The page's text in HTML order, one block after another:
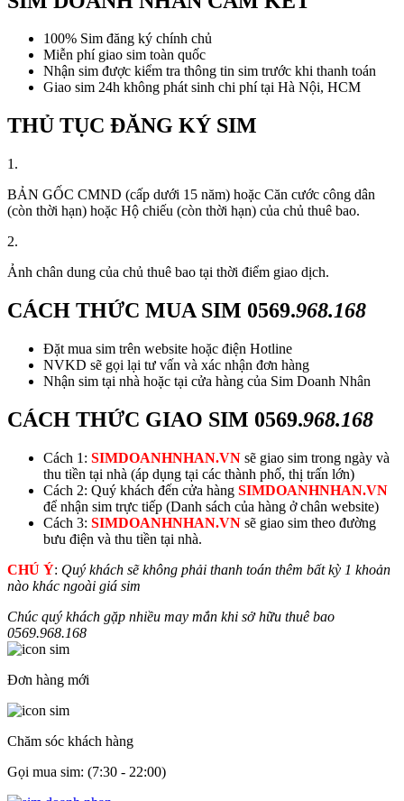
100% Sim đăng ký chính chủ
Miễn phí giao sim toàn quốc
Nhận sim được kiểm tra thông tin sim trước khi thanh toán
Giao sim 24h không phát sinh chi phí tại Hà Nội, HCM
THỦ TỤC ĐĂNG KÝ SIM
1.
BẢN GỐC CMND (cấp dưới 15 năm) hoặc Căn cước công dân
(còn thời hạn) hoặc Hộ chiếu (còn thời hạn) của chủ thuê bao.
2.
Ảnh chân dung của chủ thuê bao tại thời điểm giao dịch.
CÁCH THỨC MUA SIM 0569.968.168
Đặt mua sim trên website hoặc điện Hotline
NVKD sẽ gọi lại tư vấn và xác nhận đơn hàng
Nhận sim tại nhà hoặc tại cửa hàng của Sim Doanh Nhân
CÁCH THỨC GIAO SIM 0569.968.168
Cách 1: SIMDOANHNHAN.VN sẽ giao sim trong ngày và
thu tiền tại nhà (áp dụng tại các thành phố, thị trấn lớn)
Cách 2: Quý khách đến cửa hàng SIMDOANHNHAN.VN
để nhận sim trực tiếp (Danh sách của hàng ở chân website)
Cách 3: SIMDOANHNHAN.VN sẽ giao sim theo đường
bưu điện và thu tiền tại nhà.
CHÚ Ý: Quý khách sẽ không phải thanh toán thêm bất kỳ 1 khoản
nào khác ngoài giá sim
Chúc quý khách gặp nhiều may mắn khi sở hữu thuê bao
0569.968.168
Đơn hàng mới
Chăm sóc khách hàng
Gọi mua sim: (7:30 - 22:00)